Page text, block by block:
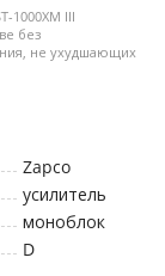
и добиться
улучшенным
одной
1000XM III
без
не ухудшающих
Zapco
усилитель
моноблок
D